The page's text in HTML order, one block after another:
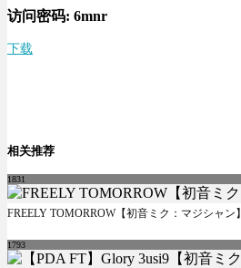
访问密码: 6mnr
下载
相关推荐
1831
FREELY TOMORROW【初音ミク：マジシャン】
1793